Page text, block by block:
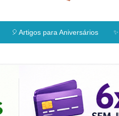
Artigos para Aniversários